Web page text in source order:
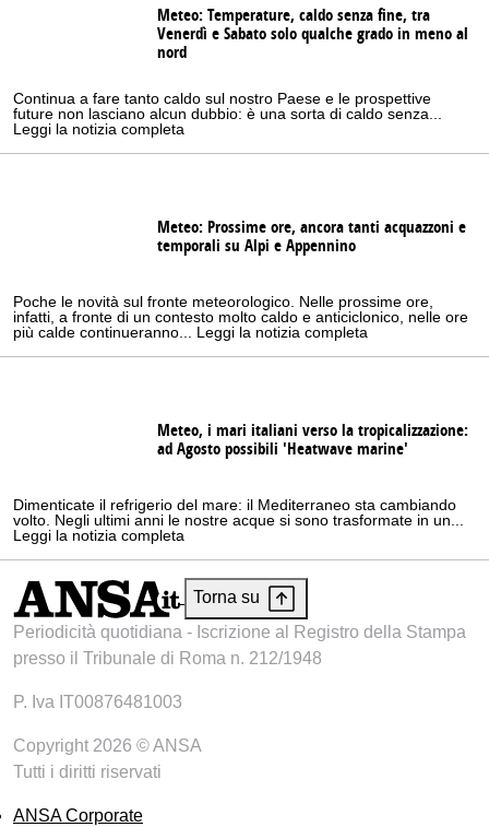
Meteo: Temperature, caldo senza fine, tra
Venerdì e Sabato solo qualche grado in meno al
nord
Continua a fare tanto caldo sul nostro Paese e le prospettive
future non lasciano alcun dubbio: è una sorta di caldo senza...
Leggi la notizia completa
Meteo: Prossime ore, ancora tanti acquazzoni e
temporali su Alpi e Appennino
Poche le novità sul fronte meteorologico. Nelle prossime ore,
infatti, a fronte di un contesto molto caldo e anticiclonico, nelle ore
più calde continueranno... Leggi la notizia completa
Meteo, i mari italiani verso la tropicalizzazione:
ad Agosto possibili 'Heatwave marine'
Dimenticate il refrigerio del mare: il Mediterraneo sta cambiando
volto. Negli ultimi anni le nostre acque si sono trasformate in un...
Leggi la notizia completa
Torna su
Periodicità quotidiana - Iscrizione al Registro della Stampa
presso il Tribunale di Roma n. 212/1948
P. Iva IT00876481003
Copyright 2026 © ANSA
Tutti i diritti riservati
ANSA Corporate